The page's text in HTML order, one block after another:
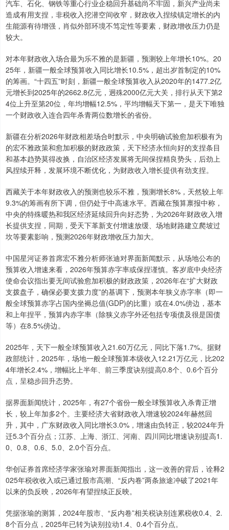
汽车、石化、钢铁等重心行业企稳回升基础尚不牢固，新兴产业尚未
造成有用支捏，非税收入挖潜空间收窄，财政收入捏续镇定增长的内
生能源有待增强，肖似外部环境不笃定性等要素，财政增收压力仍是
较大。
对本年财政收入场合最为乐不雅的是新疆，预测较上年增长10%。20
25年，新疆一般全球预算收入同比增长10.5%，超出岁首制定的10%
的筹画。“十四五”时刻，新疆一般全球预算收入从2020年的1477.2亿
元增长到2025年的2662.8亿元，迥殊2000亿元大关，排行从天下第2
4位上升至第20位，年均增幅12.5%，平均增幅天下第一，是天下唯独
一个财政收入连合四年杀青两位数增长的省份。
新疆在分析2026年财政相差场合时默示，中央明确试验愈加积极有为
的宏不雅政策和愈加积极的财政政策，天下经济永恒向好的支捏条目
和基本趋势莫得改换，自治区经济发展将无间保捏精良势头，后劲上
风捏续开释，发展环境不断优化，为财政收入增长提供有劲支捏。
西藏关于本年财政收入的预测也较乐不雅，预测增长8%，天然较上年
9.3%的筹画有所下调，但仍处于中高速水平。西藏在预算禀报中称，
中央的特殊暖热和我区经济延续回升向好态势，为2026年财政收入增
长提供支捏，同期，受天下革新支付增速放缓、场地财路建立爬坡过
坎等要素影响，预测2026年财政增收压力加大。
中国星河证券首席宏不雅分析师张迪对界面新闻默示，从场地公布的
预算收入增速来看，2026年预算赤字率或保捏谨慎。客岁底中央经济
使命会议指出要无间试验愈加积极的财政政策，2026年在“扩大财政
支拨盘子，确保必要支拨力度”的基调下，预测本年狭义赤字率（即一
般全球预算赤字占国内坐褥总值(GDP)的比重）或在4.0%傍边，基本
和上年捏平，预算内赤字率（除狭义赤字外还包括专项债及很是国债
等）在8.5%傍边。
2025年，天下一般全球预算收入21.60万亿元，同比下落1.7%。据财
政部统计，2025年，场地一般全球预算本级收入12.21万亿元，比202
4年增长2.4%，增幅比上半年、前三季度诀别提高0.8个、0.6个百分
点，呈稳步回升态势。
据界面新闻统计，2025年，有27个省份一般全球预算收入杀青正增
长，较上年加多2个。主要经济大省财政收入增速较2024年赫然回
升，其中，广东财政收入同比增长3.0%，增速由负转正，较2024年升
迁5.3个百分点；江苏、上海、浙江、河南、四川同比增速诀别提高1.
0、0.8、0.6、5.0、2.0个百分点。
华创证券首席经济学家张瑜对界面新闻指出，这一改善的背后，诠释2
025年税收收入或已通过股市高潮、“反内卷”两条旅途冲破了2021年
以来的负反映，2026年有望捏续正反映。
凭据张瑜的测算，2024年股市、“反内卷”相关税诀别连累税收0.4、2.
8个百分点，2025年已转为诀别拉动1.4、0.4个百分点。